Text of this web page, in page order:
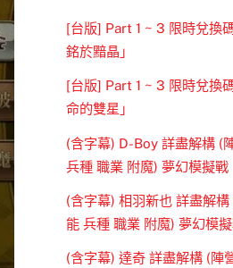
[台版] Part 1 ~ 3 限時兌換
銘於黯晶」
[台版] Part 1 ~ 3 限時兌換
命的雙星」
(含字幕) D-Boy 詳盡解構 (
兵種 職業 附魔) 夢幻模擬戰
(含字幕) 相羽新也 詳盡解
能 兵種 職業 附魔) 夢幻模
(含字幕) 達奇 詳盡解構 (陣